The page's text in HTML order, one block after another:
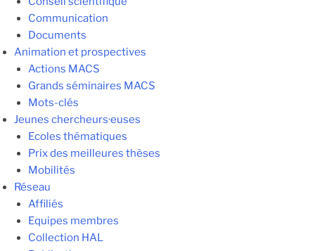
Communication
Documents
Animation et prospectives
Actions MACS
Grands séminaires MACS
Mots-clés
Jeunes chercheurs·euses
Ecoles thématiques
Prix des meilleures thèses
Mobilités
Réseau
Affiliés
Equipes membres
Collection HAL